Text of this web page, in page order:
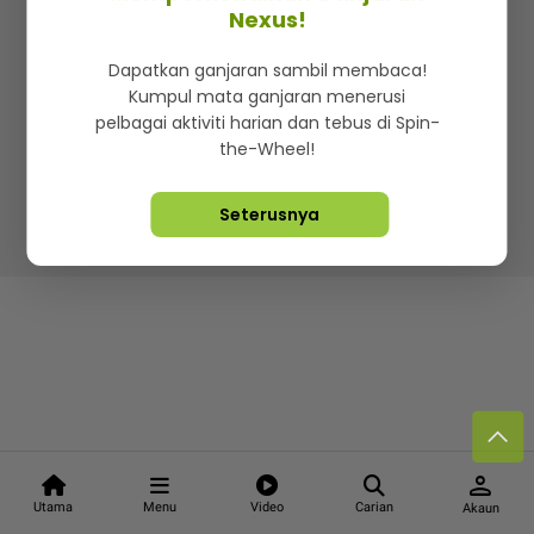
Utama Menu Video Carian
person
Akaun
Iklan di SMG360
Terma & Syarat Dasar Privasi
Lebih hot, viral dan sensasi
Hakcipta Terpelihara ©2026. Star Media Group Berhad
Nexus!
Dapatkan ganjaran sambil membaca!
Kumpul mata ganjaran menerusi
pelbagai aktiviti harian dan tebus di Spin-
the-Wheel!
Seterusnya